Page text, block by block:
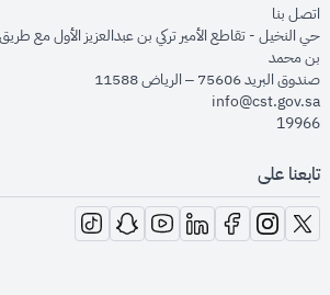
اتصل بنا
حي النخيل - تقاطع الأمير تركي بن عبدالعزيز الأول مع
بن محمد
صندوق البريد 75606 – الرياض 11588
info@cst.gov.sa
19966
تابعنا على
opens in new window
opens in new window
opens in new window
opens in new window
opens in new window
opens in new window
in new window